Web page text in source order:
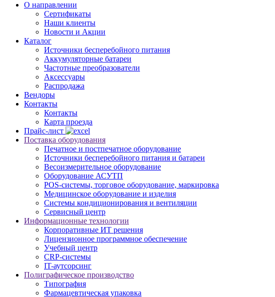
О направлении
Сертификаты
Наши клиенты
Новости и Акции
Каталог
Источники бесперебойного питания
Аккумуляторные батареи
Частотные преобразователи
Аксессуары
Распродажа
Вендоры
Контакты
Контакты
Карта проезда
Прайс-лист
Поставка оборудования
Печатное и постпечатное оборудование
Источники бесперебойного питания и батареи
Весоизмерительное оборудование
Оборудование АСУТП
POS-системы, торговое оборудование, маркировка
Медицинское оборудование и изделия
Системы кондиционирования и вентиляции
Сервисный центр
Информационные технологии
Корпоративные ИТ решения
Лицензионное программное обеспечение
Учебный центр
CRP-системы
IT-аутсорсинг
Полиграфическое производство
Типография
Фармацевтическая упаковка